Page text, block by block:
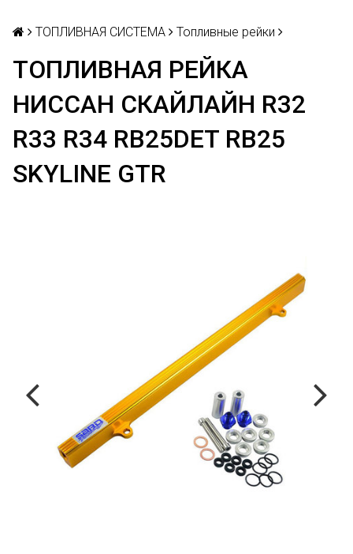
ТОПЛИВНАЯ СИСТЕМА Топливные рейки
ТОПЛИВНАЯ РЕЙКА
НИССАН СКАЙЛАЙН R32
R33 R34 RB25DET RB25
SKYLINE GTR